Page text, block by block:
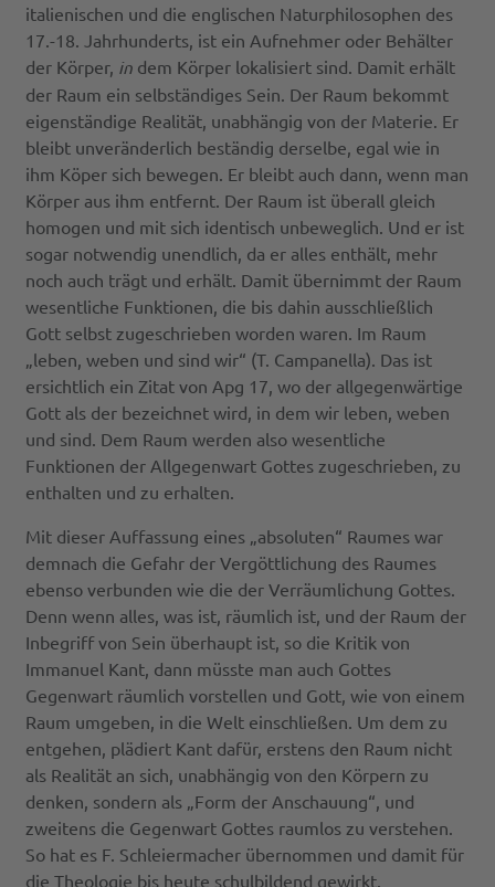
italienischen und die englischen Naturphilosophen des
17.-18. Jahrhunderts, ist ein Aufnehmer oder Behälter
der Körper, in dem Körper lokalisiert sind. Damit erhält
der Raum ein selbständiges Sein. Der Raum bekommt
eigenständige Realität, unabhängig von der Materie. Er
bleibt unveränderlich beständig derselbe, egal wie in
ihm Köper sich bewegen. Er bleibt auch dann, wenn man
Körper aus ihm entfernt. Der Raum ist überall gleich
homogen und mit sich identisch unbeweglich. Und er ist
sogar notwendig unendlich, da er alles enthält, mehr
noch auch trägt und erhält. Damit übernimmt der Raum
wesentliche Funktionen, die bis dahin ausschließlich
Gott selbst zugeschrieben worden waren. Im Raum
„leben, weben und sind wir“ (T. Campanella). Das ist
ersichtlich ein Zitat von Apg 17, wo der allgegenwärtige
Gott als der bezeichnet wird, in dem wir leben, weben
und sind. Dem Raum werden also wesentliche
Funktionen der Allgegenwart Gottes zugeschrieben, zu
enthalten und zu erhalten.
Mit dieser Auffassung eines „absoluten“ Raumes war
demnach die Gefahr der Vergöttlichung des Raumes
ebenso verbunden wie die der Verräumlichung Gottes.
Denn wenn alles, was ist, räumlich ist, und der Raum der
Inbegriff von Sein überhaupt ist, so die Kritik von
Immanuel Kant, dann müsste man auch Gottes
Gegenwart räumlich vorstellen und Gott, wie von einem
Raum umgeben, in die Welt einschließen. Um dem zu
entgehen, plädiert Kant dafür, erstens den Raum nicht
als Realität an sich, unabhängig von den Körpern zu
denken, sondern als „Form der Anschauung“, und
zweitens die Gegenwart Gottes raumlos zu verstehen.
So hat es F. Schleiermacher übernommen und damit für
die Theologie bis heute schulbildend gewirkt.